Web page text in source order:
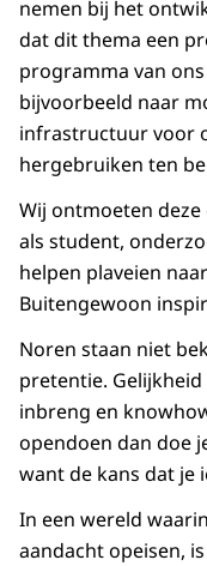
nemen bij het
dat dit thema een
programma van
bijvoorbeeld naar
infrastructuur voor
hergebruiken ten
Wij ontmoeten
als student,
helpen plaveien
Buitengewoon
Noren staan niet
pretentie.
inbreng en
opendoen dan doe
want de kans dat je
In een wereld
aandacht opeisen,